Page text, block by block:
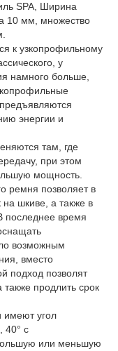
SPA, Ширина
10 мм, множество
к узкопрофильному
у
намного больше,
энергии и
там, где
при этом
мощность.
ремня позволяет в
на шкиве, а также в
последнее время
возможным
вместо
подход позволят
продлить срок
имеют угол
40° с
или меньшую